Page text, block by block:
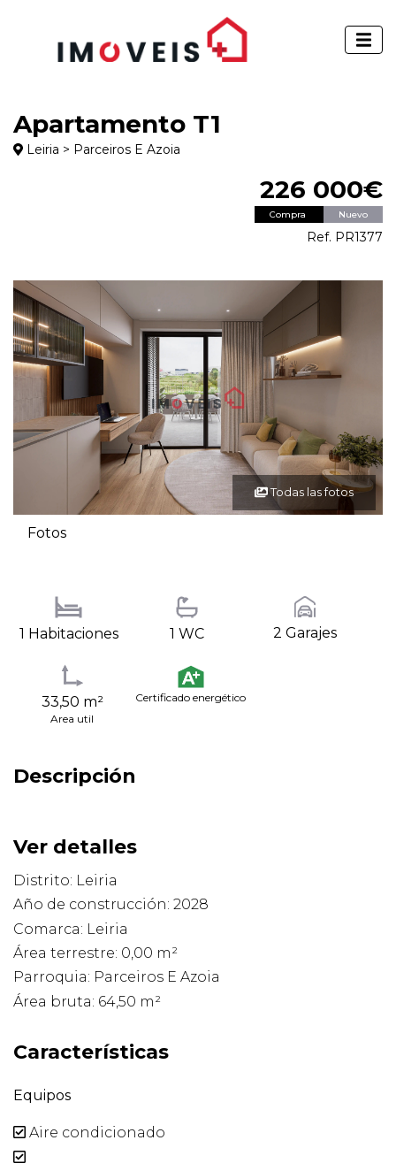
Apartamento T1
Leiria > Parceiros E Azoia
226 000€
Compra Nuevo
Ref. PR1377
Todas las fotos
Fotos
1 Habitaciones 1 WC 2 Garajes
33,50 m²
Area util
Certificado energético
Descripción
Ver detalles
Distrito: Leiria
Año de construcción: 2028
Comarca: Leiria
Área terrestre: 0,00 m²
Parroquia: Parceiros E Azoia
Área bruta: 64,50 m²
Características
Equipos
Aire condicionado